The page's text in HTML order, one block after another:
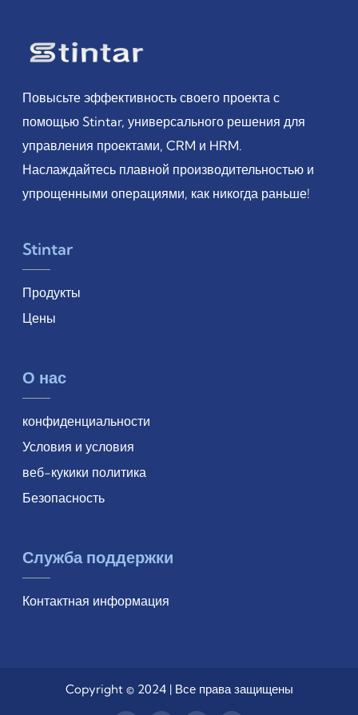
Повысьте эффективность своего проекта с
помощью Stintar, универсального решения для
управления проектами, CRM и HRM.
Наслаждайтесь плавной производительностью и
упрощенными операциями, как никогда раньше!
Stintar
Продукты
Цены
О нас
конфиденциальности
Условия и условия
веб-кукики политика
Безопасность
Служба поддержки
Контактная информация
Copyright © 2024 | Все права защищены